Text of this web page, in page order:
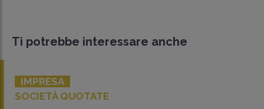
Ti potrebbe interessare anche
IMPRESA
SOCIETÀ QUOTATE